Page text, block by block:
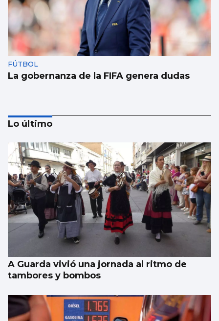
FÚTBOL
La gobernanza de la FIFA genera dudas
Taparse la boca, amarilla
Lo último
A Guarda vivió una jornada al ritmo de
tambores y bombos